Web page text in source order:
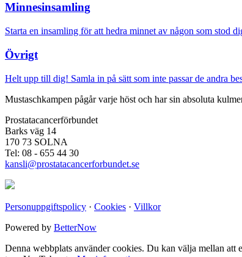
Minnesinsamling
Starta en insamling för att hedra minnet av någon som stod
Övrigt
Helt upp till dig! Samla in på sätt som inte passar de andra
Mustaschkampen pågår varje höst och har sin absoluta
Prostatacancerförbundet
Barks väg 14
170 73 SOLNA
Tel: 08 - 655 44 30
kansli@prostatacancerforbundet.se
Personuppgiftspolicy · Cookies · Villkor
Powered by BetterNow
Denna webbplats använder cookies. Du kan välja mellan att